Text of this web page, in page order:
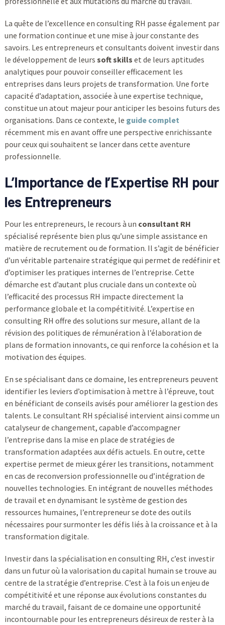
La quête de l’excellence en consulting RH passe également par
une formation continue et une mise à jour constante des
savoirs. Les entrepreneurs et consultants doivent investir dans
le développement de leurs soft skills et de leurs aptitudes
analytiques pour pouvoir conseiller efficacement les
entreprises dans leurs projets de transformation. Une forte
capacité d’adaptation, associée à une expertise technique,
constitue un atout majeur pour anticiper les besoins futurs des
organisations. Dans ce contexte, le guide complet
récemment mis en avant offre une perspective enrichissante
pour ceux qui souhaitent se lancer dans cette aventure
professionnelle.
L’Importance de l’Expertise RH pour
les Entrepreneurs
Pour les entrepreneurs, le recours à un consultant RH
spécialisé représente bien plus qu’une simple assistance en
matière de recrutement ou de formation. Il s’agit de bénéficier
d’un véritable partenaire stratégique qui permet de redéfinir et
d’optimiser les pratiques internes de l’entreprise. Cette
démarche est d’autant plus cruciale dans un contexte où
l’efficacité des processus RH impacte directement la
performance globale et la compétitivité. L’expertise en
consulting RH offre des solutions sur mesure, allant de la
révision des politiques de rémunération à l’élaboration de
plans de formation innovants, ce qui renforce la cohésion et la
motivation des équipes.
En se spécialisant dans ce domaine, les entrepreneurs peuvent
identifier les leviers d’optimisation à mettre à l’épreuve, tout
en bénéficiant de conseils avisés pour améliorer la gestion des
talents. Le consultant RH spécialisé intervient ainsi comme un
catalyseur de changement, capable d’accompagner
l’entreprise dans la mise en place de stratégies de
transformation adaptées aux défis actuels. En outre, cette
expertise permet de mieux gérer les transitions, notamment
en cas de reconversion professionnelle ou d’intégration de
nouvelles technologies. En intégrant de nouvelles méthodes
de travail et en dynamisant le système de gestion des
ressources humaines, l’entrepreneur se dote des outils
nécessaires pour surmonter les défis liés à la croissance et à la
transformation digitale.
Investir dans la spécialisation en consulting RH, c’est investir
dans un futur où la valorisation du capital humain se trouve au
centre de la stratégie d’entreprise. C’est à la fois un enjeu de
compétitivité et une réponse aux évolutions constantes du
marché du travail, faisant de ce domaine une opportunité
incontournable pour les entrepreneurs désireux de rester à la